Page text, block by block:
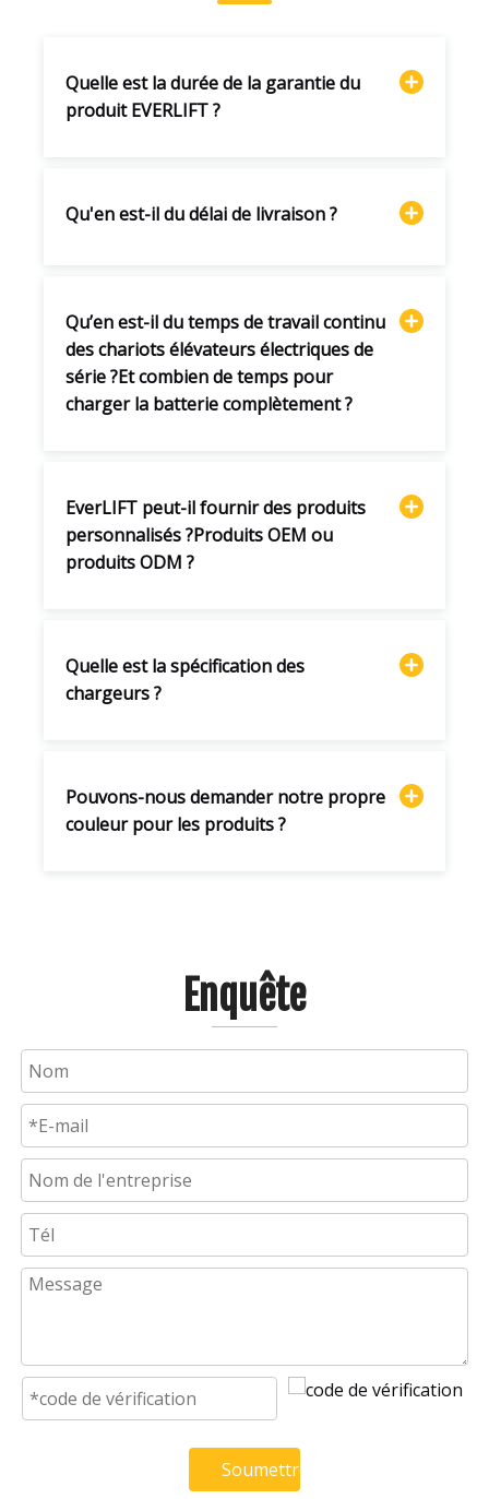
Quelle est la durée de la garantie du
produit EVERLIFT ?
Qu'en est-il du délai de livraison ?
Qu’en est-il du temps de travail continu
des chariots élévateurs électriques de
série ?Et combien de temps pour
charger la batterie complètement ?
EverLIFT peut-il fournir des produits
personnalisés ?Produits OEM ou
produits ODM ?
Quelle est la spécification des
chargeurs ?
Pouvons-nous demander notre propre
couleur pour les produits ?
Enquête
Soumettre